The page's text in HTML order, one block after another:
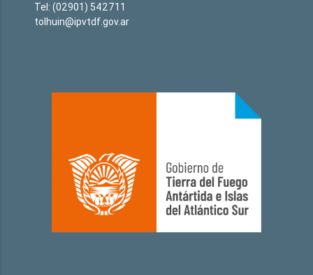
Tel: (02901) 542711
tolhuin@ipvtdf.gov.ar